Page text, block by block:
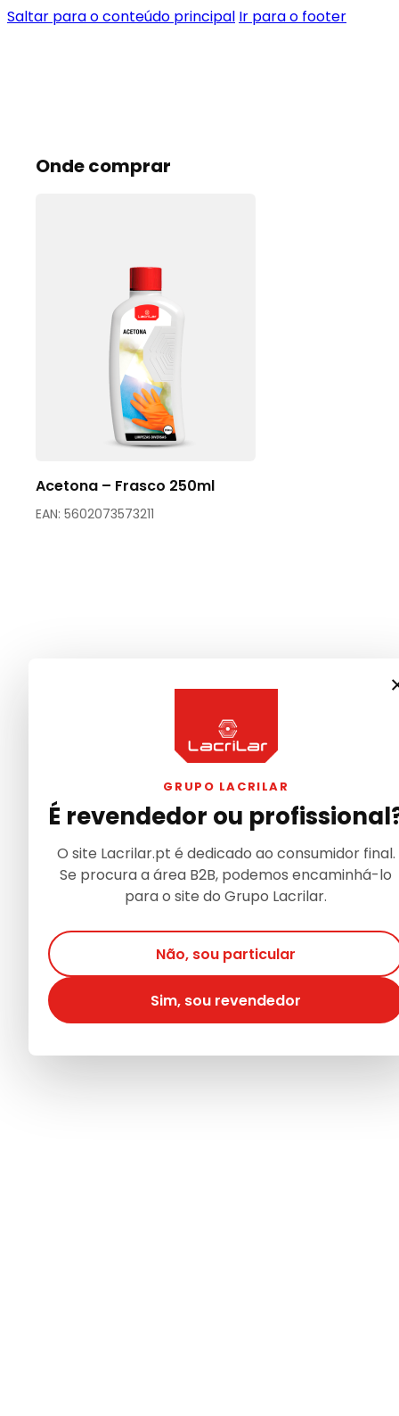
Saltar para o conteúdo principal Ir para o footer
Onde comprar
Acetona – Frasco 250ml
EAN: 5602073573211
GRUPO LACRILAR
É revendedor ou
O site Lacrilar.pt é dedicado ao consumidor final.
Se procura a área B2B, podemos encaminhá-lo
para o site do Grupo Lacrilar.
Não, sou particular
Sim, sou revendedor